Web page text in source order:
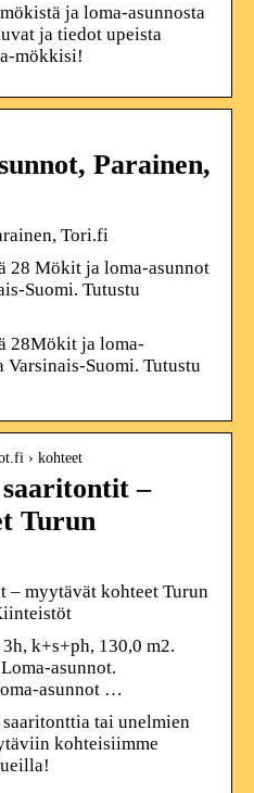
ja loma-asunnosta
ja tiedot upeista
mökkisi!
Parainen,
Tori.fi
28 Mökit ja loma-asunnot
Suomi. Tutustu
28Mökit ja loma-
Suomi. Tutustu
› kohteet
–
Turun
– myytävät kohteet Turun
k+s+ph, 130,0 m2.
asunnot.
asunnot …
tai unelmien
kohteisiimme